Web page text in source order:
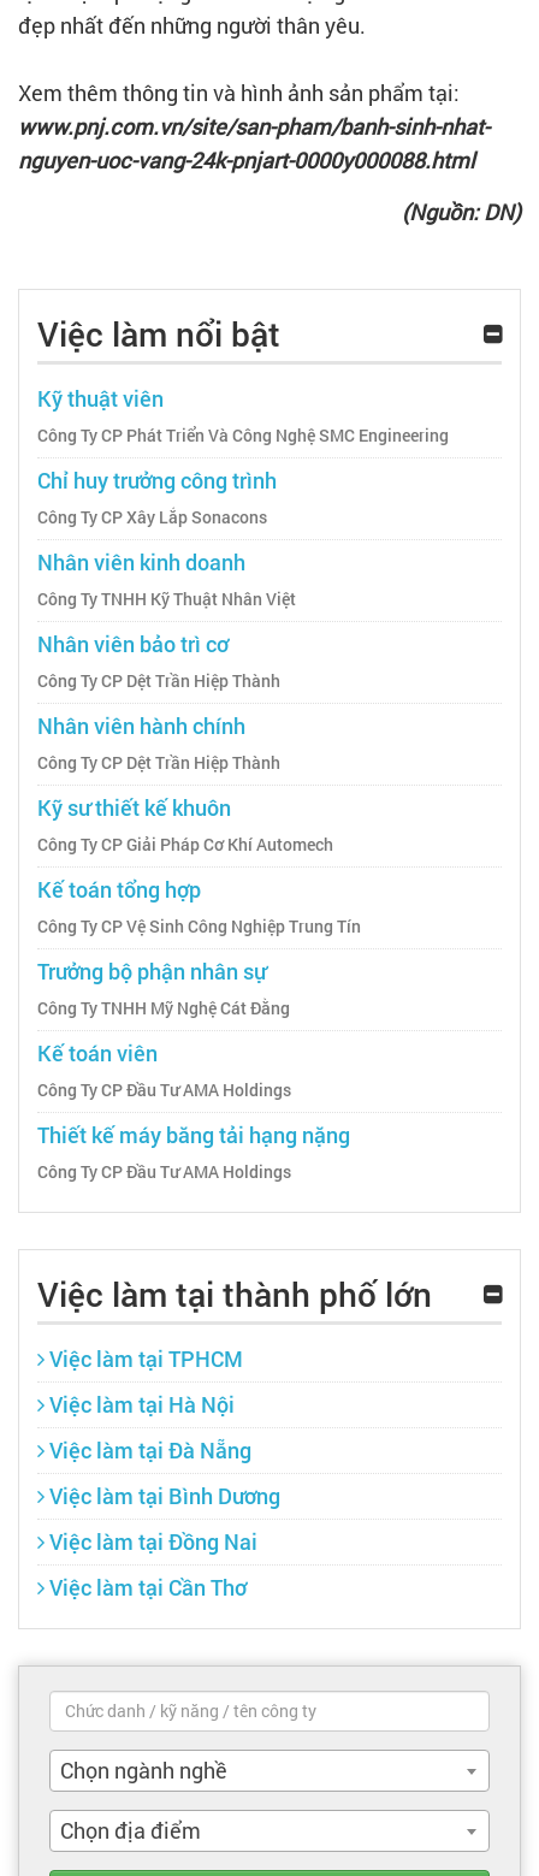
đẹp nhất đến những người thân yêu.
Xem thêm thông tin và hình ảnh sản phẩm tại:
www.pnj.com.vn/site/san-pham/banh-sinh-nhat-
nguyen-uoc-vang-24k-pnjart-0000y000088.html
(Nguồn: DN)
Việc làm nổi bật
Kỹ thuật viên
Công Ty CP Phát Triển Và Công Nghệ SMC Engineering
Chỉ huy trưởng công trình
Công Ty CP Xây Lắp Sonacons
Nhân viên kinh doanh
Công Ty TNHH Kỹ Thuật Nhân Việt
Nhân viên bảo trì cơ
Công Ty CP Dệt Trần Hiệp Thành
Nhân viên hành chính
Công Ty CP Dệt Trần Hiệp Thành
Kỹ sư thiết kế khuôn
Công Ty CP Giải Pháp Cơ Khí Automech
Kế toán tổng hợp
Công Ty CP Vệ Sinh Công Nghiệp Trung Tín
Trưởng bộ phận nhân sự
Công Ty TNHH Mỹ Nghệ Cát Đằng
Kế toán viên
Công Ty CP Đầu Tư AMA Holdings
Thiết kế máy băng tải hạng nặng
Công Ty CP Đầu Tư AMA Holdings
Việc làm tại thành phố lớn
Việc làm tại TPHCM
Việc làm tại Hà Nội
Việc làm tại Đà Nẵng
Việc làm tại Bình Dương
Việc làm tại Đồng Nai
Việc làm tại Cần Thơ
Chọn ngành nghề
Chọn địa điểm